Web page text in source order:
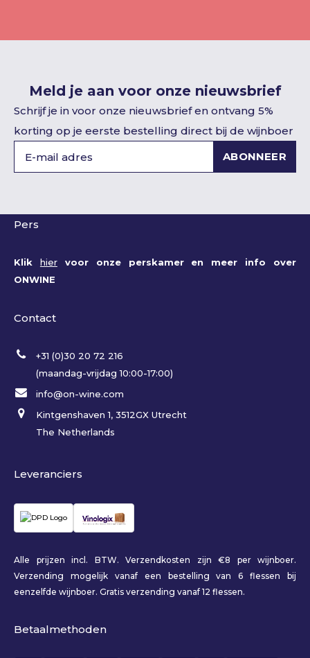
Meld je aan voor onze nieuwsbrief
Schrijf je in voor onze nieuwsbrief en ontvang 5%
korting op je eerste bestelling direct bij de wijnboer
ABONNEER
Pers
Klik hiervoor onze perskamer en meer info over
ONWINE
Contact
+31 (0)30 20 72 216
(maandag-vrijdag 10:00-17:00)
info@on-wine.com
Kintgenshaven 1, 3512GX Utrecht
The Netherlands
Leveranciers
Alle prijzen incl. BTW. Verzendkosten zijn €8 per wijnboer.
Verzending mogelijk vanaf een bestelling van 6 flessen bij
eenzelfde wijnboer. Gratis verzending vanaf 12 flessen.
Betaalmethoden